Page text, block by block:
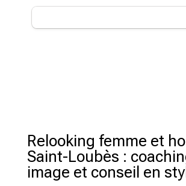
Relooking femme et
Saint-Loubès :
image et conseil en